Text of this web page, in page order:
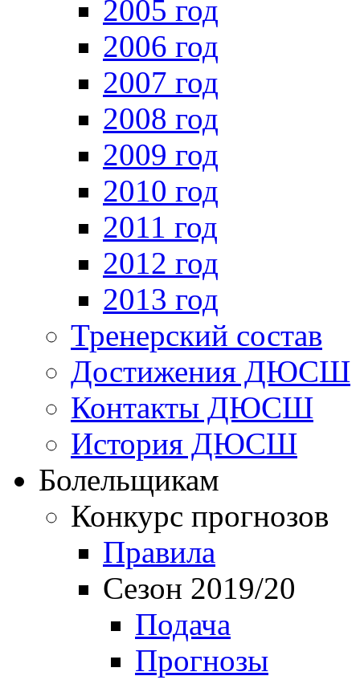
2005 год
2006 год
2007 год
2008 год
2009 год
2010 год
2011 год
2012 год
2013 год
Тренерский состав
Достижения ДЮСШ
Контакты ДЮСШ
История ДЮСШ
Болельщикам
Конкурс прогнозов
Правила
Сезон 2019/20
Подача
Прогнозы